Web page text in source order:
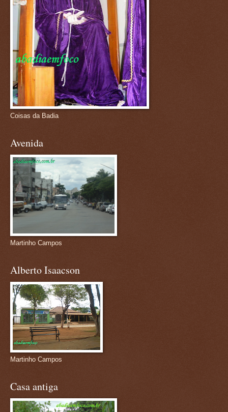
Coisas da Badia
Avenida
Martinho Campos
Alberto Isaacson
Martinho Campos
Casa antiga